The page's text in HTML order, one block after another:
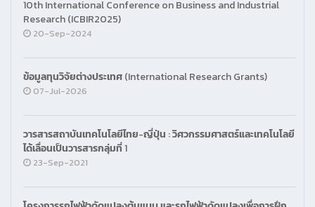
10th International Conference on Business and Industrial
Research (ICBIR2025)
20-Sep-2024
ข้อมูลทุนวิจัยต่างประเทศ (International Research Grants)
07-Jul-2026
วารสารสถาบันเทคโนโลยีไทย-ญี่ปุ่น : วิศวกรรมศาสตร์และเทคโนโลยี
ได้เลื่อนเป็นวารสารกลุ่มที่ 1
23-Sep-2021